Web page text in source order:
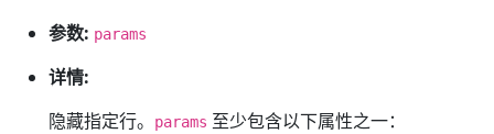
参数: params
详情:
隐藏指定行。
params 至少包含以下属性之一：